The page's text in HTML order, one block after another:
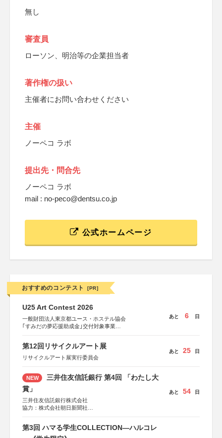
無し
審査員
ローソン、明治等の企業担当者
著作権の扱い
主催者にお問い合わせください
主催
ノーペコ ラボ
提出先・問合先
ノーペコ ラボ
mail : no-peco@dentsu.co.jp
公式ホームページ
おすすめのコンテスト [PR]
U25 Art Contest 2026
一般財団法人東京都ユース・ホステル協会
｢すみだの夢応援助成金｣交付対象事業
あと 6 日
第12回リサイクルアート展
リサイクルアート展実行委員会
あと 25 日
NEW
三井住友信託銀行 第4回 「わたし大
賞」
三井住友信託銀行株式会社
協力：株式会社朝日新聞社
あと 54 日
第3回 ハマる学生COLLECTION―ハルコレ